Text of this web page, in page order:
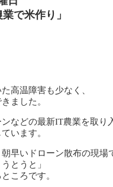
で米作り」
高温障害も少なく、
ました。
などの最新IT農業を取り
います。
早いドローン散布の現場
とうと」
ころです。